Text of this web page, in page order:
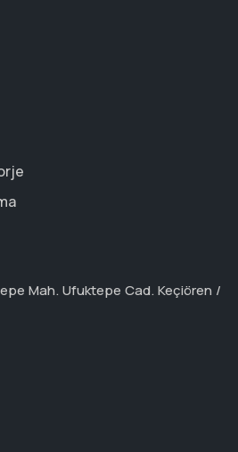
Mah. Ufuktepe Cad. Keçiören /